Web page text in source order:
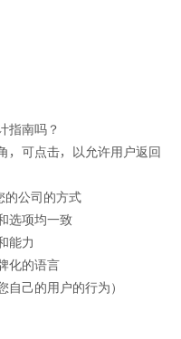
指南吗？
，可点击，以允许用户返回
的公司的方式
选项均一致
能力
化的语言
自己的用户的行为）